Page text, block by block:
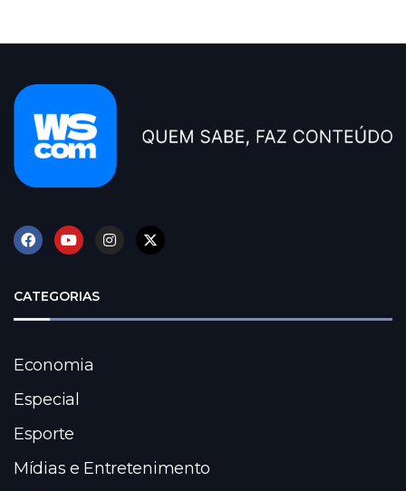
CATEGORIAS
Economia
Especial
Esporte
Mídias e Entretenimento